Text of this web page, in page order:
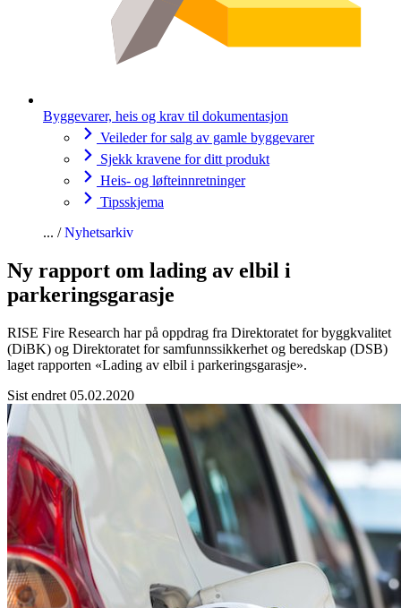
Byggevarer, heis og krav til dokumentasjon
Veileder for salg av gamle byggevarer
Sjekk kravene for ditt produkt
Heis- og løfteinnretninger
Tipsskjema
Nyhetsarkiv
Ny rapport om lading av elbil i
parkeringsgarasje
RISE Fire Research har på oppdrag fra Direktoratet for byggkvalitet
(DiBK) og Direktoratet for samfunnssikkerhet og beredskap (DSB)
laget rapporten «Lading av elbil i parkeringsgarasje».
Sist endret 05.02.2020